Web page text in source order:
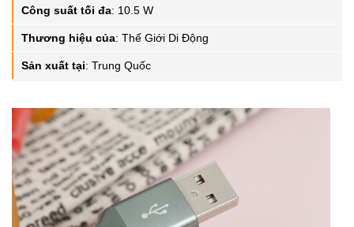
Công suất tối đa: 10.5 W
Thương hiệu của: Thế Giới Di Động
Sản xuất tại: Trung Quốc